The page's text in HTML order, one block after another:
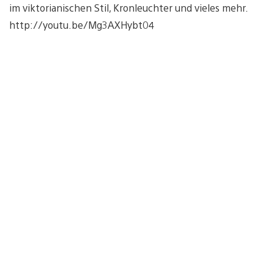
im viktorianischen Stil, Kronleuchter und vieles mehr.
http://youtu.be/Mg3AXHybt04